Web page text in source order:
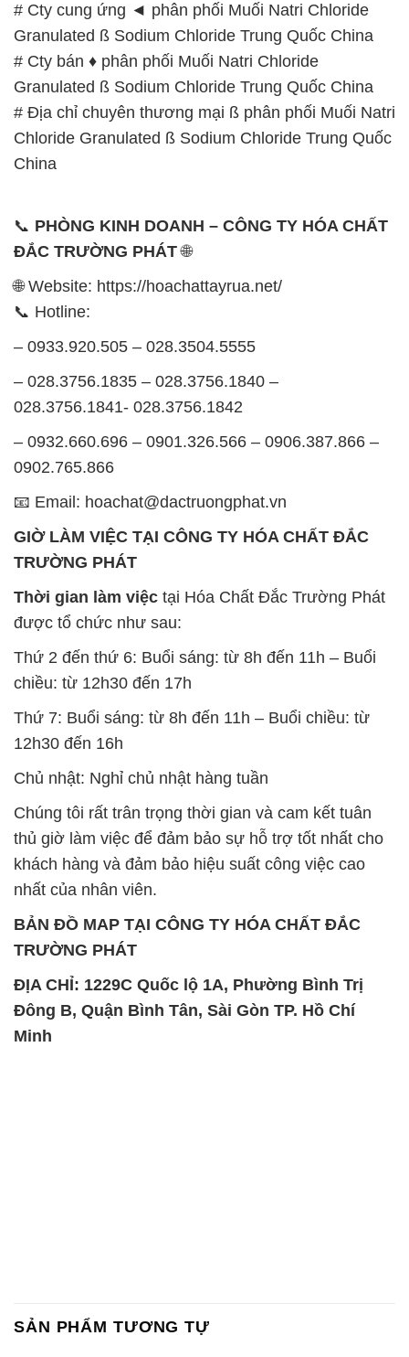
# Cty cung ứng ◄ phân phối Muối Natri Chloride
Granulated ß Sodium Chloride Trung Quốc China
# Cty bán ♦ phân phối Muối Natri Chloride
Granulated ß Sodium Chloride Trung Quốc China
# Địa chỉ chuyên thương mại ß phân phối Muối Natri
Chloride Granulated ß Sodium Chloride Trung Quốc
China
📞 PHÒNG KINH DOANH – CÔNG TY HÓA CHẤT
ĐẮC TRƯỜNG PHÁT🌐
🌐 Website: https://hoachattayrua.net/
📞 Hotline:
– 0933.920.505 – 028.3504.5555
– 028.3756.1835 – 028.3756.1840 –
028.3756.1841- 028.3756.1842
– 0932.660.696 – 0901.326.566 – 0906.387.866 –
0902.765.866
📧 Email: hoachat@dactruongphat.vn
GIỜ LÀM VIỆC TẠI CÔNG TY HÓA CHẤT ĐẮC
TRƯỜNG PHÁT
Thời gian làm việc tại Hóa Chất Đắc Trường Phát
được tổ chức như sau:
Thứ 2 đến thứ 6: Buổi sáng: từ 8h đến 11h – Buổi
chiều: từ 12h30 đến 17h
Thứ 7: Buổi sáng: từ 8h đến 11h – Buổi chiều: từ
12h30 đến 16h
Chủ nhật: Nghỉ chủ nhật hàng tuần
Chúng tôi rất trân trọng thời gian và cam kết tuân
thủ giờ làm việc để đảm bảo sự hỗ trợ tốt nhất cho
khách hàng và đảm bảo hiệu suất công việc cao
nhất của nhân viên.
BẢN ĐỒ MAP TẠI CÔNG TY HÓA CHẤT ĐẮC
TRƯỜNG PHÁT
ĐỊA CHỈ: 1229C Quốc lộ 1A, Phường Bình Trị
Đông B, Quận Bình Tân, Sài Gòn TP. Hồ Chí
Minh
SẢN PHẨM TƯƠNG TỰ